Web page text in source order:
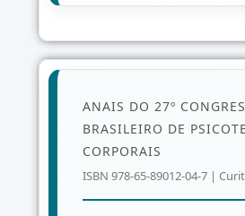
ANAIS DO 27º
BRASILEIRO DE
CORPORAIS
ISBN 978-65-89012-04-7 |